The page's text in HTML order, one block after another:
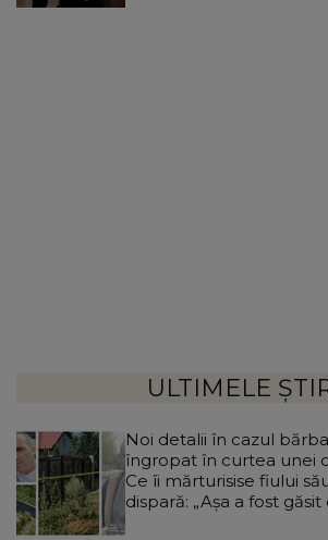
ULTIMELE
Noi detalii în cazul
îngropat în curtea unei
Ce îi mărturisise fiului
dispară: „Așa a fost găsit